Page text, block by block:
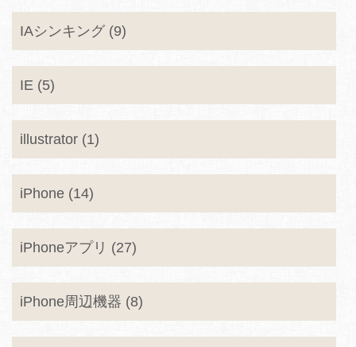
IAシンキング (9)
IE (5)
illustrator (1)
iPhone (14)
iPhoneアプリ (27)
iPhone周辺機器 (8)